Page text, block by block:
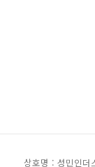
상호명 : 성민인더